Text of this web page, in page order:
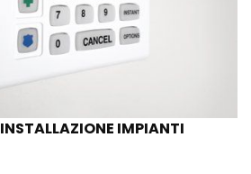
INSTALLAZIONE IMPIANTI